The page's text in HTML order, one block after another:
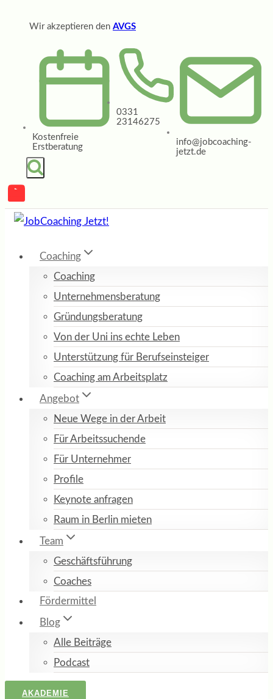
Wir akzeptieren den AVGS
Kostenfreie
Erstberatung
0331
23146275
info@jobcoaching-
jetzt.de
Coaching
Coaching
Unternehmensberatung
Gründungsberatung
Von der Uni ins echte Leben
Unterstützung für Berufseinsteiger
Coaching am Arbeitsplatz
Angebot
Neue Wege in der Arbeit
Für Arbeitssuchende
Für Unternehmer
Profile
Keynote anfragen
Raum in Berlin mieten
Team
Geschäftsführung
Coaches
Fördermittel
Blog
Alle Beiträge
Podcast
AKADEMIE